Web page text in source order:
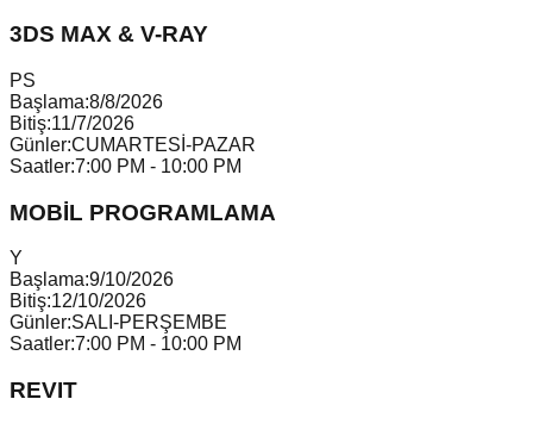
3DS MAX & V-RAY
PS
Başlama:8/8/2026
Bitiş:11/7/2026
Günler:CUMARTESİ-PAZAR
Saatler:7:00 PM - 10:00 PM
MOBİL PROGRAMLAMA
Y
Başlama:9/10/2026
Bitiş:12/10/2026
Günler:SALI-PERŞEMBE
Saatler:7:00 PM - 10:00 PM
REVIT